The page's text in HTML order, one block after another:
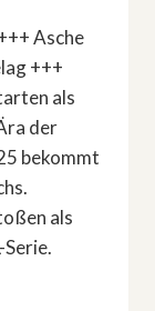
Asche
+++
als
der
bekommt
als